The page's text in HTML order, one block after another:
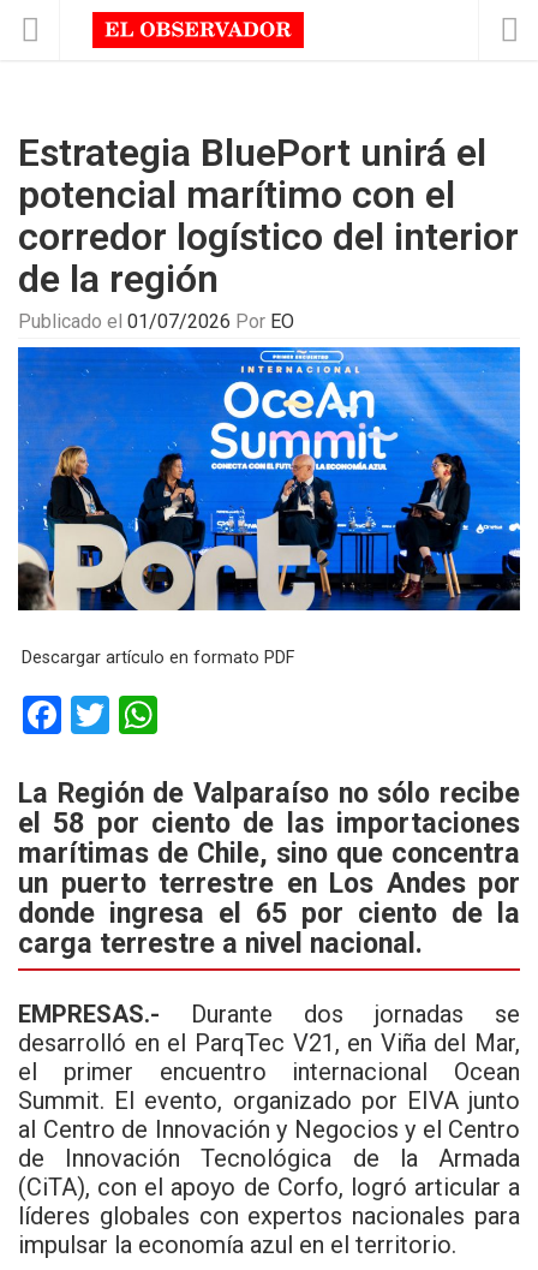
Estrategia BluePort unirá el
potencial marítimo con el
corredor logístico del interior
de la región
Publicado el 01/07/2026 Por EO
Descargar artículo en formato PDF
F
ce
b
o
o
k
T
tt
er
at
s
A
p
p
La Región de Valparaíso no sólo recibe
el 58 por ciento de las importaciones
marítimas de Chile, sino que concentra
un puerto terrestre en Los Andes por
donde ingresa el 65 por ciento de la
carga terrestre a nivel nacional.
EMPRESAS.- Durante dos jornadas se
desarrolló en el ParqTec V21, en Viña del Mar,
el primer encuentro internacional Ocean
Summit. El evento, organizado por EIVA junto
al Centro de Innovación y Negocios y el Centro
de Innovación Tecnológica de la Armada
(CiTA), con el apoyo de Corfo, logró articular a
líderes globales con expertos nacionales para
impulsar la economía azul en el territorio.